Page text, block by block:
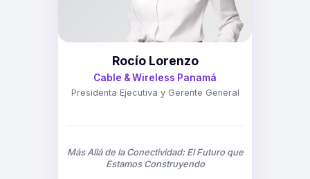
Rocío Lorenzo
Cable & Wireless Panamá
Presidenta Ejecutiva y Gerente General
Más Allá de la Conectividad: El Futuro que
Estamos Construyendo